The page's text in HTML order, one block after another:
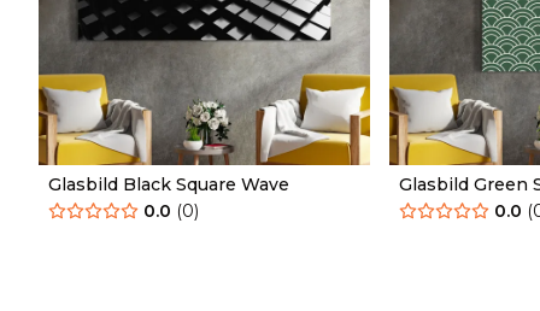
Glasbild Black Square Wave
0.0 (0)
Glasbild Green
0.0 (